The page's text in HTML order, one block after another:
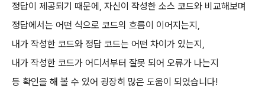
정답이 제공되기 때문에, 자신이 작성한 소스 코드와 비교해보며
정답에서는 어떤 식으로 코드의 흐름이 이어지는지,
내가 작성한 코드와 정답 코드는 어떤 차이가 있는지,
내가 작성한 코드가 어디서부터 잘못 되어 오류가 나는지
등 확인을 해 볼 수 있어 굉장히 많은 도움이 되었습니다!